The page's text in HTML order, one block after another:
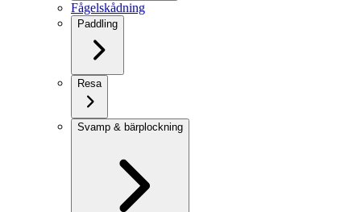
Fågelskådning
Paddling
Resa
Svamp & bärplockning